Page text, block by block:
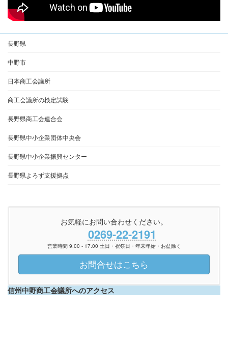
長野県
中野市
日本商工会議所
商工会議所の検定試験
長野県商工会連合会
長野県中小企業団体中央会
長野県中小企業振興センター
長野県よろず支援拠点
お気軽にお問い合わせください。
0269-22-2191
営業時間 9:00 - 17:00 土日・祝祭日・年末年始・お盆除く
お問合せはこちら
信州中野商工会議所へのアクセス